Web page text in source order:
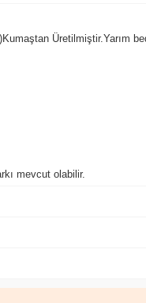
Üretilmiştir.Yarım
mevcut olabilir.